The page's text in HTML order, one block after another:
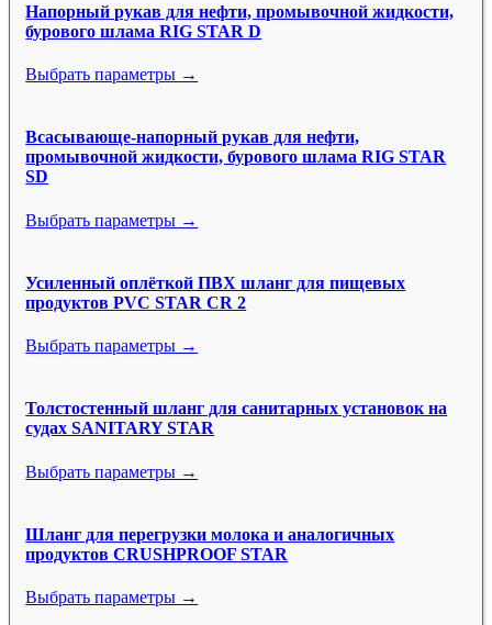
Напорный рукав для нефти, промывочной жидкости,
бурового шлама RIG STAR D
Выбрать параметры →
Всасывающе-напорный рукав для нефти,
промывочной жидкости, бурового шлама RIG STAR
SD
Выбрать параметры →
Усиленный оплёткой ПВХ шланг для пищевых
продуктов PVC STAR CR 2
Выбрать параметры →
Толстостенный шланг для санитарных установок на
судах SANITARY STAR
Выбрать параметры →
Шланг для перегрузки молока и аналогичных
продуктов CRUSHPROOF STAR
Выбрать параметры →